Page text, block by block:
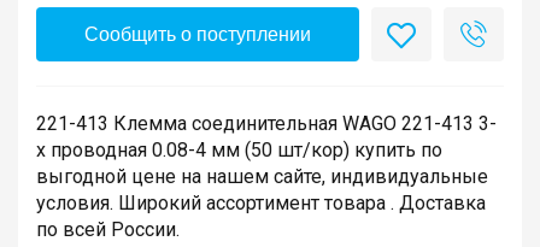
Сообщить о поступлении
221-413 Клемма соединительная WAGO 221-413 3-
х проводная 0.08-4 мм (50 шт/кор) купить по
выгодной цене на нашем сайте, индивидуальные
условия. Широкий ассортимент товара . Доставка
по всей России.